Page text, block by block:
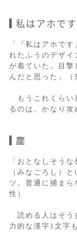
私はアホです
「『私はアホで
れたふうのデザイ
が着ていた。目撃
んだと思った」（
もうこれくらい
るのは、かなり攻
鏖
「おとなしそう
（みなごろし）
ツ。普通に捕ま
性）
読める人はそう
力的な漢字1文字